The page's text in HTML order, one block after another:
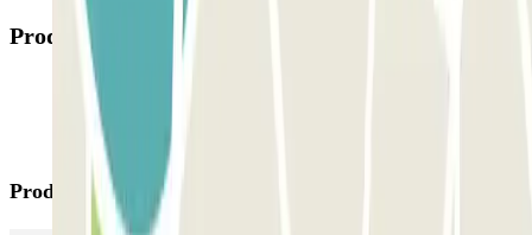
Productos disponibles
Productos de Parclick